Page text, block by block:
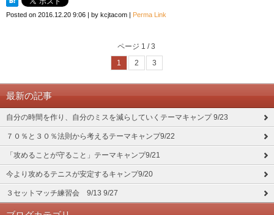
Posted on 2016.12.20 9:06 | by kcjtacom | Perma Link
ページ 1 / 3
1
2 3
最新の記事
自分の時間を作り、自分のミスを減らしていくテーマキャンプ 9/23
７０％と３０％法則から考えるテーマキャンプ9/22
「攻めることが守ること」テーマキャンプ9/21
今より攻めるテニスが安定するキャンプ9/20
３セットマッチ練習会 9/13 9/27